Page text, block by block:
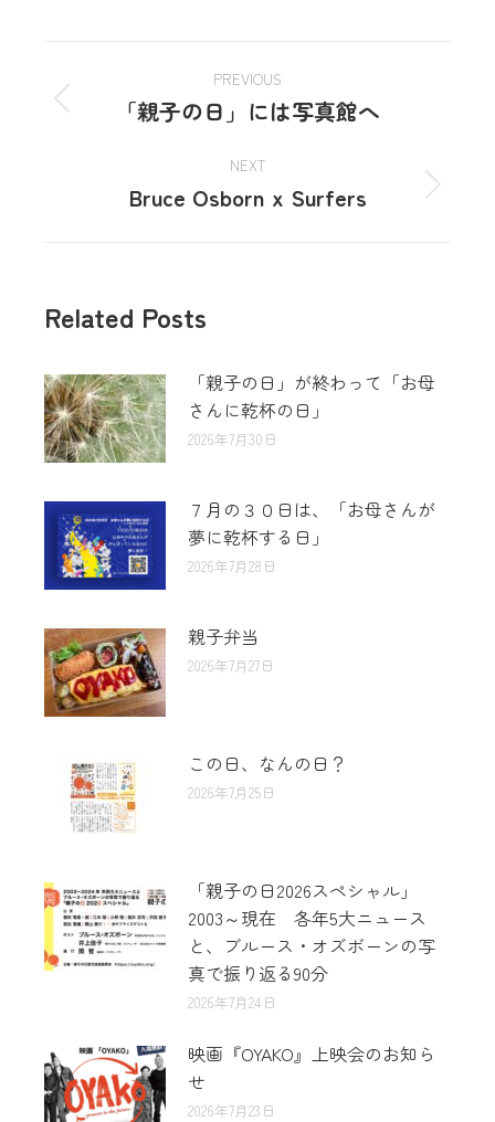
PREVIOUS
「親子の日」には写真館へ
NEXT
Bruce Osborn x Surfers
Related Posts
「親子の日」が終わって「お母
さんに乾杯の日」
2026年7月30日
７月の３０日は、「お母さんが
夢に乾杯する日」
2026年7月28日
親子弁当
2026年7月27日
この日、なんの日？
2026年7月25日
「親子の日2026スペシャル」
2003～現在 各年5大ニュース
と、ブルース・オズボーンの写
真で振り返る90分
2026年7月24日
映画『OYAKO』上映会のお知ら
せ
2026年7月23日